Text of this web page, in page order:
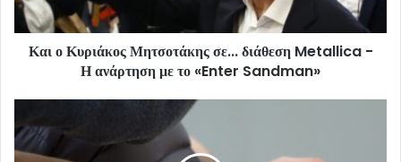
Και ο Κυριάκος Μητσοτάκης σε... διάθεση Metallica -
Η ανάρτηση με το «Enter Sandman»